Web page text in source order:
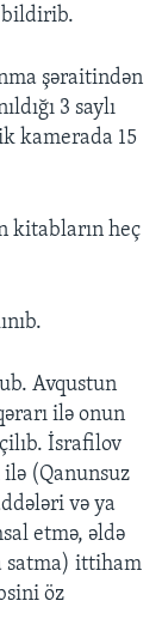
bildirib.
şəraitindən
3 saylı
kamerada 15
kitabların heç
Avqustun
ilə onun
İsrafilov
ilə (Qanunsuz
və ya
etmə, əldə
satma) ittiham
öz